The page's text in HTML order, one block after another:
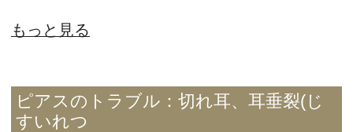
もっと見る
ピアスのトラブル：切れ耳、耳垂裂(じ
すいれつ